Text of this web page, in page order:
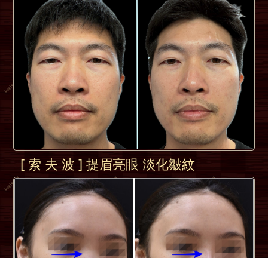
[ 索 夫 波 ] 提眉亮眼 淡化皺紋